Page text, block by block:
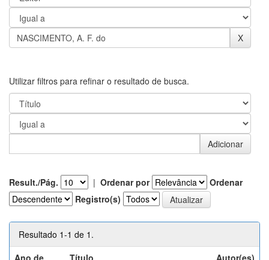
Utilizar filtros para refinar o resultado de busca.
Result./Pág. | Ordenar por
Ordenar
Registro(s)
Resultado 1-1 de 1.
Ano de
Título Autor(es)